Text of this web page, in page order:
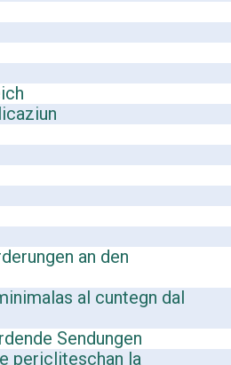
an den
al cuntegn dal
Sendungen
pericliteschan la